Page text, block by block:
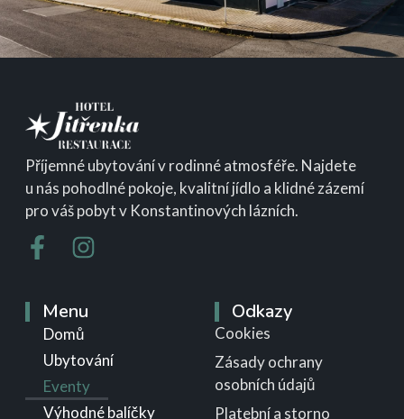
Příjemné ubytování v rodinné atmosféře. Najdete
u nás pohodlné pokoje, kvalitní jídlo a klidné zázemí
pro váš pobyt v Konstantinových lázních.
Menu
Domů
Ubytování
Eventy
Výhodné balíčky
Odkazy
Cookies
Zásady ochrany
osobních údajů
Platební a storno